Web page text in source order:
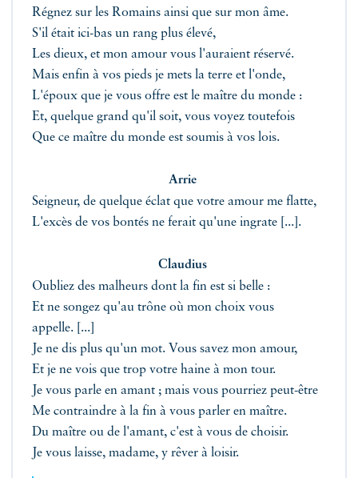
Régnez sur les Romains ainsi que sur mon âme.
S'il était ici-bas un rang plus élevé,
Les dieux, et mon amour vous l'auraient réservé.
Mais enfin à vos pieds je mets la terre et l'onde,
L'époux que je vous offre est le maître du monde :
Et, quelque grand qu'il soit, vous voyez toutefois
Que ce maître du monde est soumis à vos lois.
Arrie
Seigneur, de quelque éclat que votre amour me flatte,
L'excès de vos bontés ne ferait qu'une ingrate [...].
Claudius
Oubliez des malheurs dont la fin est si belle :
Et ne songez qu'au trône où mon choix vous
appelle. [...]
Je ne dis plus qu'un mot. Vous savez mon amour,
Et je ne vois que trop votre haine à mon tour.
Je vous parle en amant ; mais vous pourriez peut-être
Me contraindre à la fin à vous parler en maître.
Du maître ou de l'amant, c'est à vous de choisir.
Je vous laisse, madame, y rêver à loisir.